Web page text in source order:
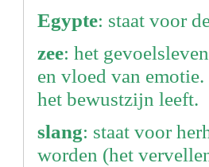
Egypte: staat voor
zee: het
en vloed van
het bewustzijn leeft.
slang: staat voor
worden (het